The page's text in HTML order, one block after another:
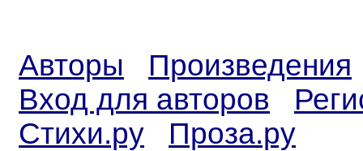
Авторы
Произведения
Вход для авторов
Стихи.ру
Проза.ру